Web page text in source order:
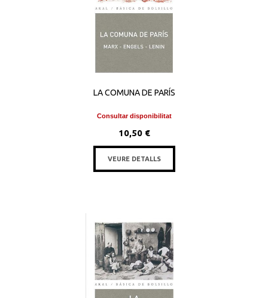
LA COMUNA DE PARÍS
Consultar disponibilitat
10,50 €
VEURE DETALLS